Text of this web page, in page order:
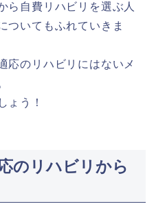
ら自費リハビリを選ぶ人
ついてもふれていきま
応のリハビリにはないメ
ょう！
のリハビリから